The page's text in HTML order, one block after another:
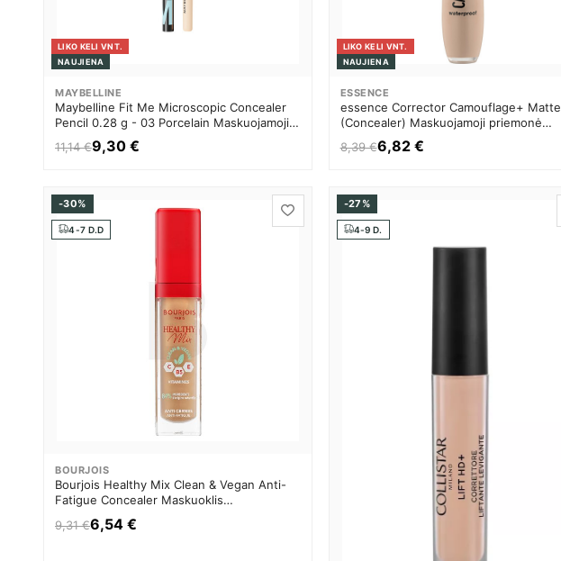
LIKO KELI VNT.
NAUJIENA
MAYBELLINE
Maybelline Fit Me Microscopic Concealer
Pencil 0.28 g - 03 Porcelain Maskuojamoji
priemonė Moterims
11,14 €9,30 €
LIKO KELI VNT.
NAUJIENA
ESSENCE
essence Corrector Camouflage+ Matte
(Concealer) Maskuojamoji priemonė
Moterims
8,39 €6,82 €
-30%
4-7 D.D
BOURJOIS
Bourjois Healthy Mix Clean & Vegan Anti-
Fatigue Concealer Maskuoklis
Maskuojamoji priemonė Moterims
9,31 €6,54 €
-27%
4-9 D.